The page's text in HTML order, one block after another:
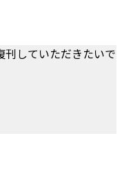
していただきたいで